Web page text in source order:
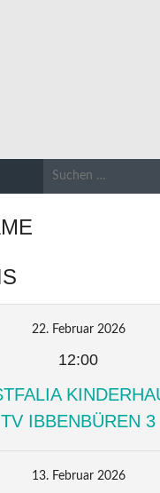
22. Februar 2026
12:00
TV IBBENBÜREN 3
13. Februar 2026